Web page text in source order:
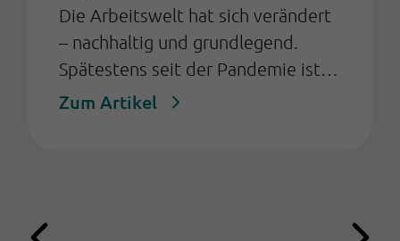
Die Arbeitswelt hat sich verändert
– nachhaltig und grundlegend.
Spätestens seit der Pandemie ist
klar: Kundenservice findet nicht
Zum Artikel